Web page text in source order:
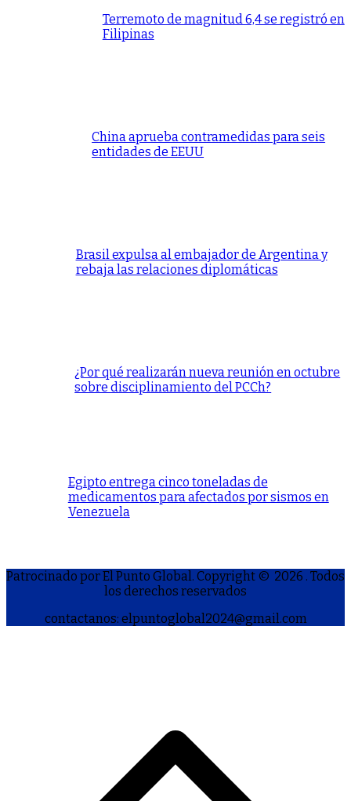
Terremoto de magnitud 6,4 se registró en
Filipinas
China aprueba contramedidas para seis
entidades de EEUU
Brasil expulsa al embajador de Argentina y
rebaja las relaciones diplomáticas
¿Por qué realizarán nueva reunión en octubre
sobre disciplinamiento del PCCh?
Egipto entrega cinco toneladas de
medicamentos para afectados por sismos en
Venezuela
Patrocinado por El Punto Global. Copyright © 2026 . Todos
los derechos reservados
contactanos: elpuntoglobal2024@gmail.com